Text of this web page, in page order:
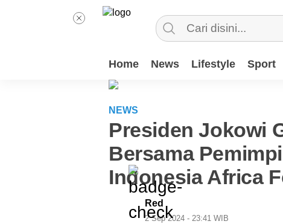
Home News Lifestyle Sport
NEWS
Presiden Jokowi
Bersama
Indonesia Africa
Red
2 Sep 2024 - 23:41 WIB